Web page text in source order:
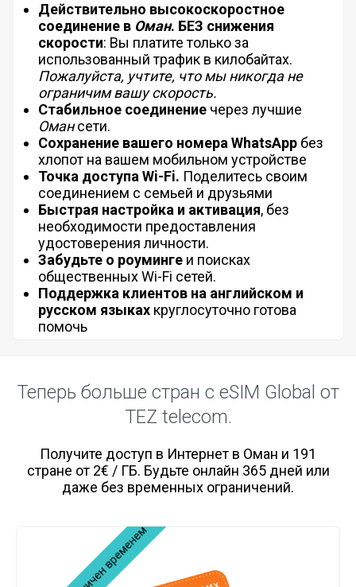
Действительно высокоскоростное
соединение в Оман. БЕЗ снижения
скорости: Вы платите только за
использованный трафик в килобайтах.
Пожалуйста, учтите, что мы никогда не
ограничим вашу скорость.
Стабильное соединение через лучшие
Омансети.
Сохранение вашего номера WhatsApp без
хлопот на вашем мобильном устройстве
Точка доступа Wi-Fi. Поделитесь своим
соединением с семьей и друзьями
Быстрая настройка и активация, без
необходимости предоставления
удостоверения личности.
Забудьте о роуминге и поисках
общественных Wi-Fi сетей.
Поддержка клиентов на английском и
русском языках круглосуточно готова
помочь
Теперь больше стран с eSIM Global от
TEZ telecom.
Получите доступ в Интернет в Оман и 191
стране от 2€ / ГБ. Будьте онлайн 365 дней или
даже без временных ограничений.